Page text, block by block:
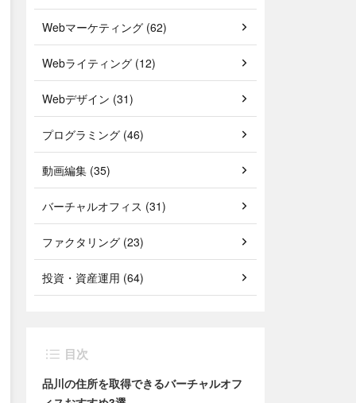
Webマーケティング (62)
Webライティング (12)
Webデザイン (31)
プログラミング (46)
動画編集 (35)
バーチャルオフィス (31)
ファクタリング (23)
投資・資産運用 (64)
目次
品川の住所を取得できるバーチャルオフ